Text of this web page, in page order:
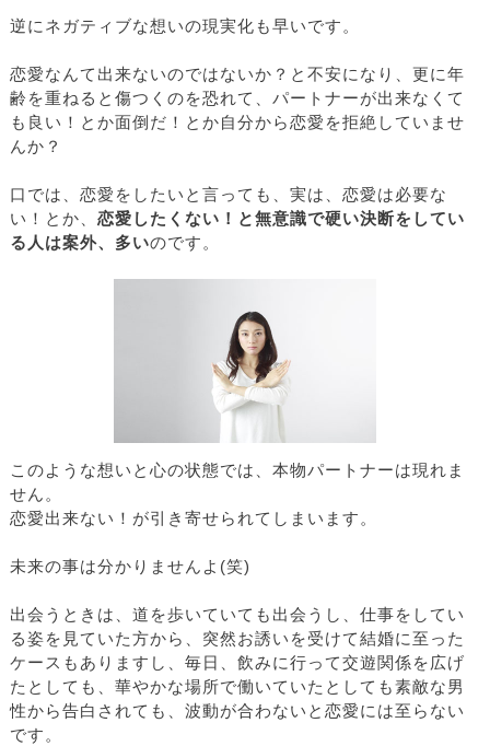
逆にネガティブな想いの現実化も早いです。
恋愛なんて出来ないのではないか？と不安になり、更に年
齢を重ねると傷つくのを恐れて、パートナーが出来なくて
も良い！とか面倒だ！とか自分から恋愛を拒絶していませ
んか？
口では、恋愛をしたいと言っても、実は、恋愛は必要な
い！とか、 恋愛したくない！と無意識で硬い決断をしてい
る人は案外、多いのです。
このような想いと心の状態では、本物パートナーは現れま
せん。
恋愛出来ない！が引き寄せられてしまいます。
未来の事は分かりませんよ(笑)
出会うときは、道を歩いていても出会うし、仕事をしてい
る姿を見ていた方から、突然お誘いを受けて結婚に至った
ケースもありますし、毎日、飲みに行って交遊関係を広げ
たとしても、華やかな場所で働いていたとしても素敵な男
性から告白されても、波動が合わないと恋愛には至らない
です。